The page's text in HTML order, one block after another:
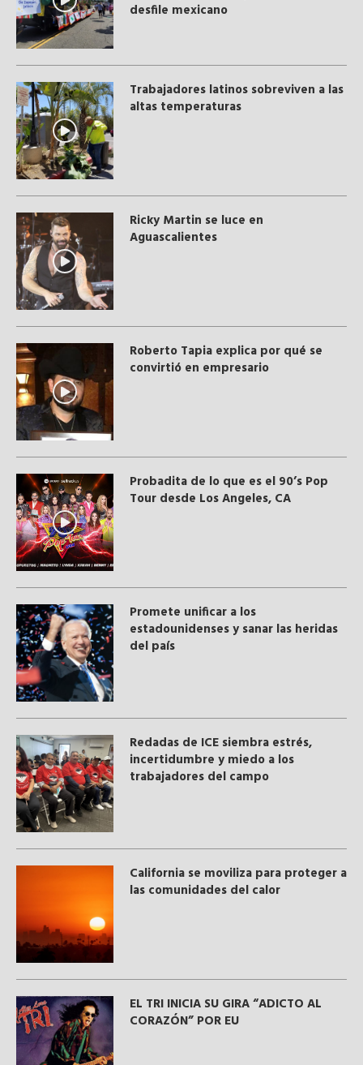
desfile mexicano
Trabajadores latinos sobreviven a las
altas temperaturas
Ricky Martin se luce en
Aguascalientes
Roberto Tapia explica por qué se
convirtió en empresario
Probadita de lo que es el 90’s Pop
Tour desde Los Angeles, CA
Promete unificar a los
estadounidenses y sanar las heridas
del país
​Redadas de ICE siembra estrés,
incertidumbre y miedo a los
trabajadores del campo
California se moviliza para proteger a
las comunidades del calor
EL TRI INICIA SU GIRA “ADICTO AL
CORAZÓN” POR EU